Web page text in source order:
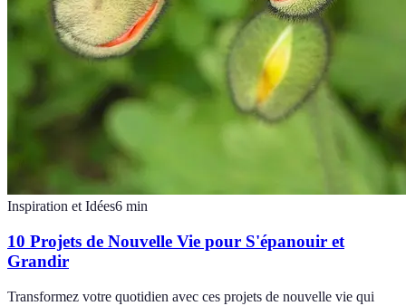
Inspiration et Idées6 min
10 Projets de Nouvelle Vie pour S'épanouir et
Grandir
Transformez votre quotidien avec ces projets de nouvelle vie qui